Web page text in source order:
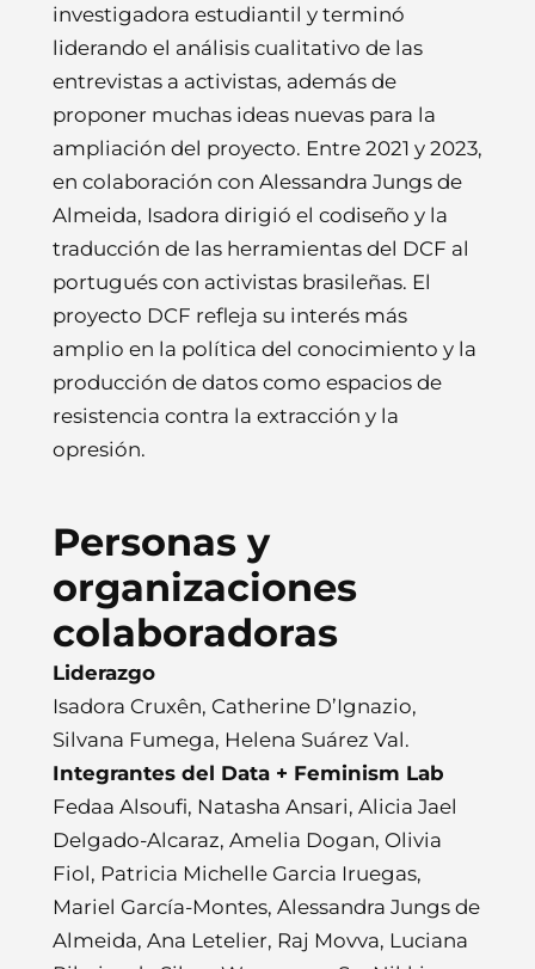
investigadora estudiantil y terminó
liderando el análisis cualitativo de las
entrevistas a activistas, además de
proponer muchas ideas nuevas para la
ampliación del proyecto. Entre 2021 y 2023,
en colaboración con Alessandra Jungs de
Almeida, Isadora dirigió el codiseño y la
traducción de las herramientas del DCF al
portugués con activistas brasileñas. El
proyecto DCF refleja su interés más
amplio en la política del conocimiento y la
producción de datos como espacios de
resistencia contra la extracción y la
opresión.
Personas y
organizaciones
colaboradoras
Liderazgo
Isadora Cruxên, Catherine D’Ignazio,
Silvana Fumega, Helena Suárez Val.
Integrantes del Data + Feminism Lab
Fedaa Alsoufi, Natasha Ansari, Alicia Jael
Delgado-Alcaraz, Amelia Dogan, Olivia
Fiol, Patricia Michelle Garcia Iruegas,
Mariel García-Montes, Alessandra Jungs de
Almeida, Ana Letelier, Raj Movva, Luciana